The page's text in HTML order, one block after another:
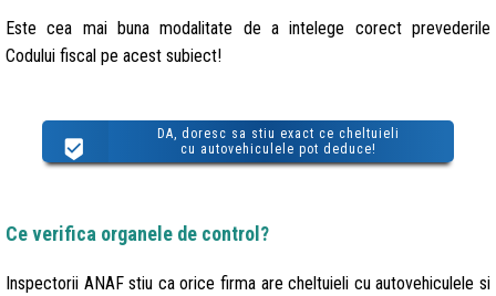
Este cea mai buna modalitate de a intelege corect prevederile
Codului fiscal pe acest subiect!
DA, doresc sa stiu exact ce cheltuieli
cu autovehiculele pot deduce!
Ce verifica organele de control?
Inspectorii ANAF stiu ca orice firma are cheltuieli cu autovehiculele si